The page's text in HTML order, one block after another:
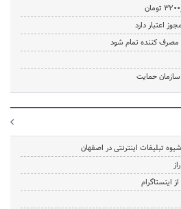
اعتبار دارد
مصرف کننده تمام شود
حمایت
تبلیغات اینترنتی در اصفهان
اینستاگرام